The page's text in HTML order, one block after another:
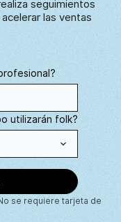
seguimientos
las ventas
utilizarán folk?
se requiere tarjeta de